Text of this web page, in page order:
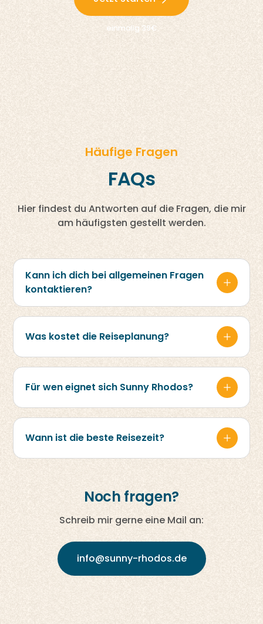
einmalig 39€
Häufige Fragen
FAQs
Hier findest du Antworten auf die Fragen, die mir
am häufigsten gestellt werden.
Kann ich dich bei allgemeinen Fragen
kontaktieren?
Ja, schreibe mir gerne eine E-Mail und ich
Was kostet die Reiseplanung?
Deine persönliche Reiseplanung bekommst
Empfehlungen und Insider-Tipps für deinen
gesamten Rhodos-Aufenthalt.
Für wen eignet sich Sunny Rhodos?
Für Solo-Reisende, Paare, Familien und jeden,
Wann ist die beste Reisezeit?
Frühling/Herbst zum Erkunden, Winter für
Noch fragen?
Schreib mir gerne eine Mail an:
info@sunny-rhodos.de